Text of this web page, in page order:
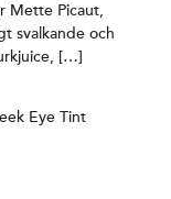
Mette Picaut,
svalkande och
[…]